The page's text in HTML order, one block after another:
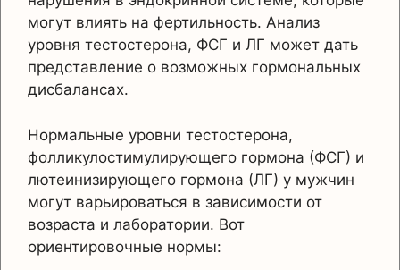
могут влиять на фертильность. Анализ
уровня тестостерона, ФСГ и ЛГ может дать
представление о возможных гормональных
дисбалансах.
Нормальные уровни тестостерона,
фолликулостимулирующего гормона (ФСГ) и
лютеинизирующего гормона (ЛГ) у мужчин
могут варьироваться в зависимости от
возраста и лаборатории. Вот
ориентировочные нормы: